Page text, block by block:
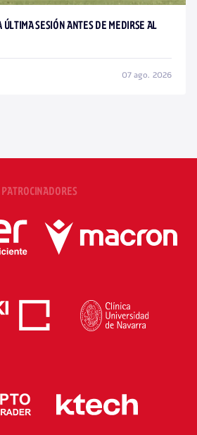
ÚLTIMA SESIÓN ANTES DE MEDIRSE AL
07 ago. 2026
PATROCINADORES